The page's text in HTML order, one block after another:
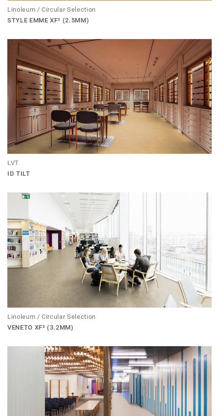
Linoleum / Circular Selection
STYLE EMME XF² (2.5MM)
LVT
ID TILT
Linoleum / Circular Selection
VENETO XF² (3.2MM)